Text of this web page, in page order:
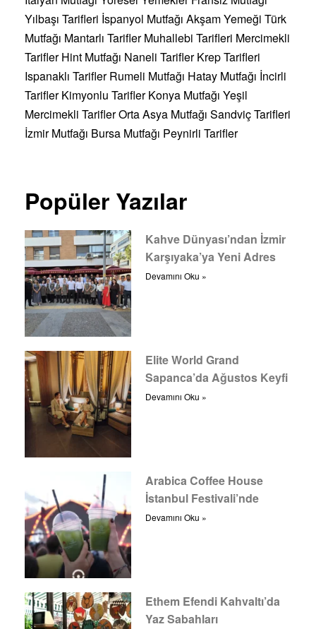
Yılbaşı Tarifleri İspanyol Mutfağı Akşam Yemeği Türk
Mutfağı Mantarlı Tarifler Muhallebi Tarifleri Mercimekli
Tarifler Hint Mutfağı Naneli Tarifler Krep Tarifleri
Ispanaklı Tarifler Rumeli Mutfağı Hatay Mutfağı İncirli
Tarifler Kimyonlu Tarifler Konya Mutfağı Yeşil
Mercimekli TariflerOrta Asya Mutfağı Sandviç Tarifleri
İzmir Mutfağı Bursa Mutfağı Peynirli Tarifler
Popüler Yazılar
Kahve Dünyası’ndan İzmir
Karşıyaka’ya Yeni Adres
Devamını Oku »
Elite World Grand
Sapanca’da Ağustos Keyfi
Devamını Oku »
Arabica Coffee House
İstanbul Festivali’nde
Devamını Oku »
Ethem Efendi Kahvaltı’da
Yaz Sabahları